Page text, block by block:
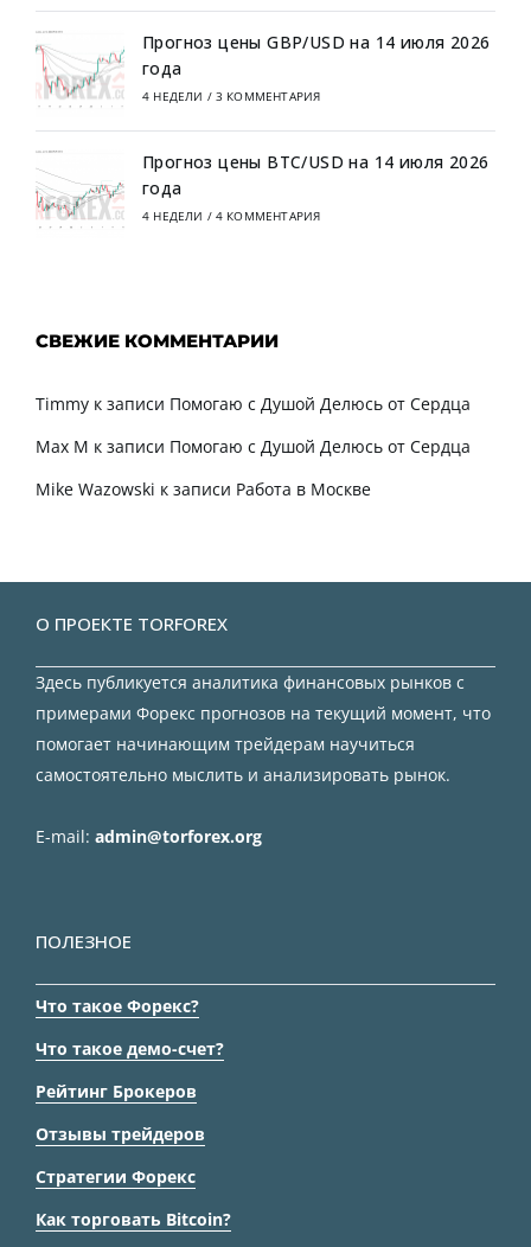
Прогноз цены GBP/USD на 14 июля 2026
года
4 НЕДЕЛИ / 3 КОММЕНТАРИЯ
Прогноз цены BTC/USD на 14 июля 2026
года
4 НЕДЕЛИ / 4 КОММЕНТАРИЯ
СВЕЖИЕ КОММЕНТАРИИ
Timmy к записи Помогаю с Душой Делюсь от Сердца
Max M к записи Помогаю с Душой Делюсь от Сердца
Mike Wazowski к записи Работа в Москве
О ПРОЕКТЕ TORFOREX
Здесь публикуется аналитика финансовых рынков с
примерами Форекс прогнозов на текущий момент, что
помогает начинающим трейдерам научиться
самостоятельно мыслить и анализировать рынок.
E-mail: admin@torforex.org
ПОЛЕЗНОЕ
Что такое Форекс?
Что такое демо-счет?
Рейтинг Брокеров
Отзывы трейдеров
Стратегии Форекс
Как торговать Bitcoin?